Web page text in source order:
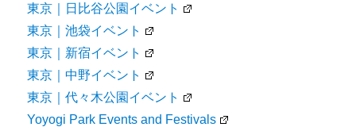
東京｜日比谷公園イベント
東京｜池袋イベント
東京｜新宿イベント
東京｜中野イベント
東京｜代々木公園イベント
Yoyogi Park Events and Festivals